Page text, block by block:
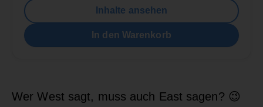
Inhalte ansehen
In den Warenkorb
Wer West sagt, muss auch East sagen? 😉